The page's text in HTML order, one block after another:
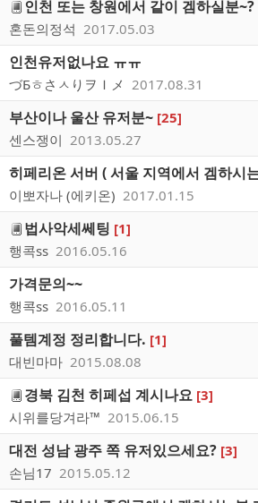
인천 또는 창원에서 같이 겜하실분~?
혼돈의정석 2017.05.03
인천유저없나요 ㅠㅠ
づБㅎさㅅりヲＩメ 2017.08.31
부산이나 울산 유저분~ [25]
센스쟁이 2013.05.27
히페리온 서버 ( 서울 지역에서 겜하시
이뽀자나 (에키온) 2017.01.15
법사악세쎄팅 [1]
행콕ss 2016.05.16
가격문의~~
행콕ss 2016.05.11
풀템계정 정리합니다. [1]
대빈마마 2015.08.08
경북 김천 히페섭 계시나요 [3]
시위를당겨라™ 2015.06.15
대전 성남 광주 쪽 유저있으세요? [3]
손님17 2015.05.12